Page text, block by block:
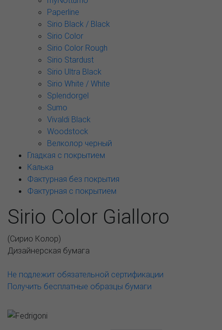
Paperline
Sirio Black / Black
Sirio Color
Sirio Color Rough
Sirio Stardust
Sirio Ultra Black
Sirio White / White
Splendorgel
Sumo
Vivaldi Black
Woodstock
Велколор черный
Гладкая с покрытием
Калька
Фактурная без покрытия
Фактурная с покрытием
Sirio Color Gialloro
(Сирио Колор)
Дизайнерская бумага
Не подлежит обязательной сертификации
Получить бесплатные образцы бумаги